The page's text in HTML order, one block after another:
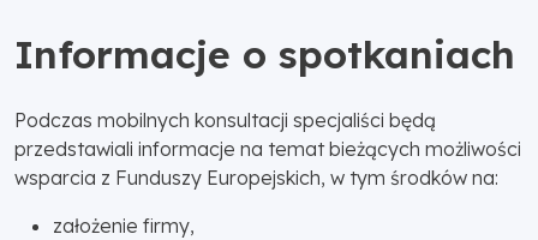
Informacje o spotkaniach
Podczas mobilnych konsultacji specjaliści będą
przedstawiali informacje na temat bieżących możliwości
wsparcia z Funduszy Europejskich, w tym środków na:
założenie firmy,